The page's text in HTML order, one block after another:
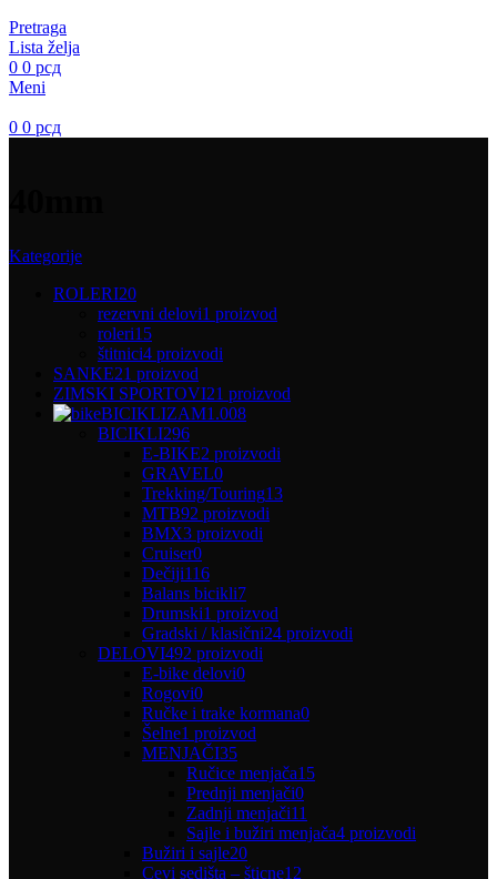
Pretraga
Lista želja
0 0 рсд
Meni
0 0 рсд
Kategorije
ROLERI20
rezervni delovi1 proizvod
roleri15
štitnici4 proizvodi
SANKE21 proizvod
ZIMSKI SPORTOVI21 proizvod
BICIKLIZAM1.008
BICIKLI296
E-BIKE2 proizvodi
GRAVEL0
Trekking/Touring13
MTB92 proizvodi
BMX3 proizvodi
Cruiser0
Dečiji116
Balans bicikli7
Drumski1 proizvod
Gradski / klasični24 proizvodi
DELOVI492 proizvodi
E-bike delovi0
Rogovi0
Ručke i trake kormana0
Šelne1 proizvod
MENJAČI35
Ručice menjača15
Prednji menjači0
Zadnji menjači11
Sajle i bužiri menjača4 proizvodi
Bužiri i sajle20
Cevi sedišta – šticne12